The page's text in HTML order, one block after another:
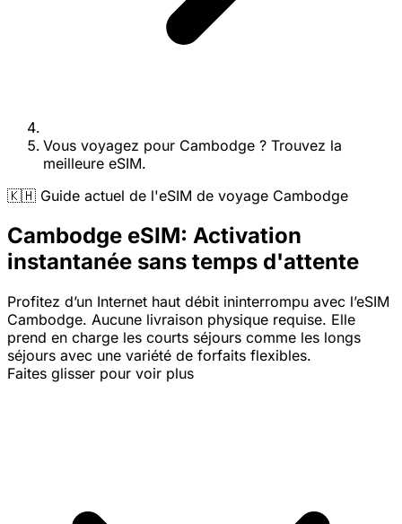
Vous voyagez pour Cambodge ? Trouvez la
meilleure eSIM.
🇰🇭 Guide actuel de l'eSIM de voyage Cambodge
Cambodge eSIM: Activation
instantanée sans temps d'attente
Profitez d’un Internet haut débit ininterrompu avec l’eSIM
Cambodge. Aucune livraison physique requise. Elle
prend en charge les courts séjours comme les longs
séjours avec une variété de forfaits flexibles.
Faites glisser pour voir plus